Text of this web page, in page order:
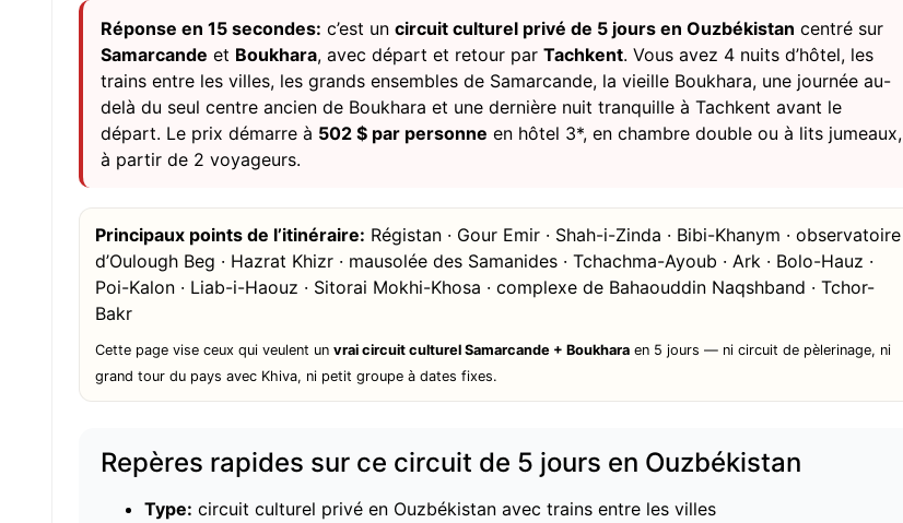
Réponse en 15 secondes: c’est un circuit culturel privé de 5 jours en Ouzbékistan centré sur
Samarcande et Boukhara, avec départ et retour par Tachkent. Vous avez 4 nuits d’hôtel, les
trains entre les villes, les grands ensembles de Samarcande, la vieille Boukhara, une journée au-
delà du seul centre ancien de Boukhara et une dernière nuit tranquille à Tachkent avant le
départ. Le prix démarre à 502 $ par personne en hôtel 3*, en chambre double ou à lits jumeaux,
à partir de 2 voyageurs.
Principaux points de l’itinéraire: Régistan · Gour Emir · Shah-i-Zinda · Bibi-Khanym · observatoire
d’Oulough Beg · Hazrat Khizr · mausolée des Samanides · Tchachma-Ayoub · Ark · Bolo-Hauz ·
Poi-Kalon · Liab-i-Haouz · Sitorai Mokhi-Khosa · complexe de Bahaouddin Naqshband · Tchor-
Bakr
Cette page vise ceux qui veulent un vrai circuit culturel Samarcande + Boukhara en 5 jours — ni circuit de pèlerinage, ni
grand tour du pays avec Khiva, ni petit groupe à dates fixes.
Repères rapides sur ce circuit de 5 jours en Ouzbékistan
Type: circuit culturel privé en Ouzbékistan avec trains entre les villes